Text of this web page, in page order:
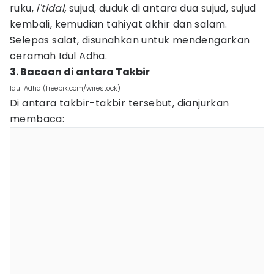
ruku, i'tidal,sujud, duduk di antara dua sujud, sujud
kembali, kemudian tahiyat akhir dan salam.
Selepas salat, disunahkan untuk mendengarkan
ceramah Idul Adha.
3. Bacaan di antara Takbir
Idul Adha (freepik.com/wirestock)
Di antara takbir-takbir tersebut, dianjurkan
membaca: